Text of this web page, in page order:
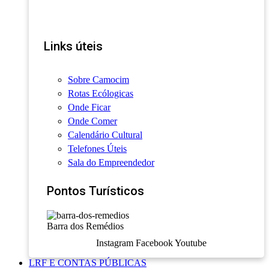
Links úteis
Sobre Camocim
Rotas Ecólogicas
Onde Ficar
Onde Comer
Calendário Cultural
Telefones Úteis
Sala do Empreendedor
Pontos Turísticos
Barra dos Remédios
Instagram Facebook Youtube
LRF E CONTAS PÚBLICAS